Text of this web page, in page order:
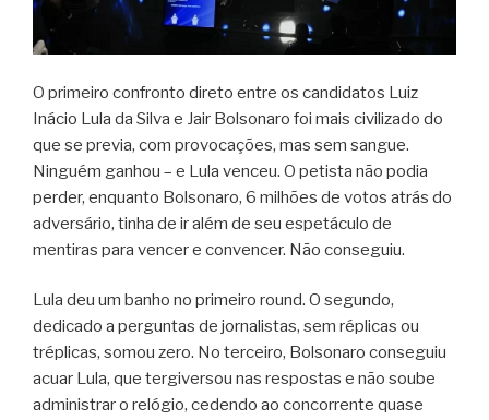
O primeiro confronto direto entre os candidatos Luiz
Inácio Lula da Silva e Jair Bolsonaro foi mais civilizado do
que se previa, com provocações, mas sem sangue.
Ninguém ganhou – e Lula venceu. O petista não podia
perder, enquanto Bolsonaro, 6 milhões de votos atrás do
adversário, tinha de ir além de seu espetáculo de
mentiras para vencer e convencer. Não conseguiu.
Lula deu um banho no primeiro round. O segundo,
dedicado a perguntas de jornalistas, sem réplicas ou
tréplicas, somou zero. No terceiro, Bolsonaro conseguiu
acuar Lula, que tergiversou nas respostas e não soube
administrar o relógio, cedendo ao concorrente quase